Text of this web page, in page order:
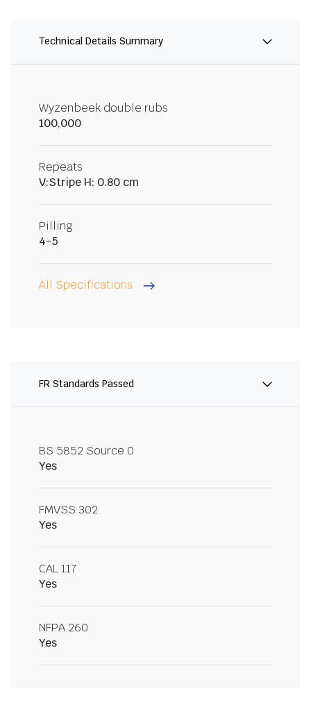
Technical Details Summary
Wyzenbeek double rubs
100,000
Repeats
V:Stripe H: 0.80 cm
Pilling
4-5
All Specifications
FR Standards Passed
BS 5852 Source 0
Yes
FMVSS 302
Yes
CAL 117
Yes
NFPA 260
Yes